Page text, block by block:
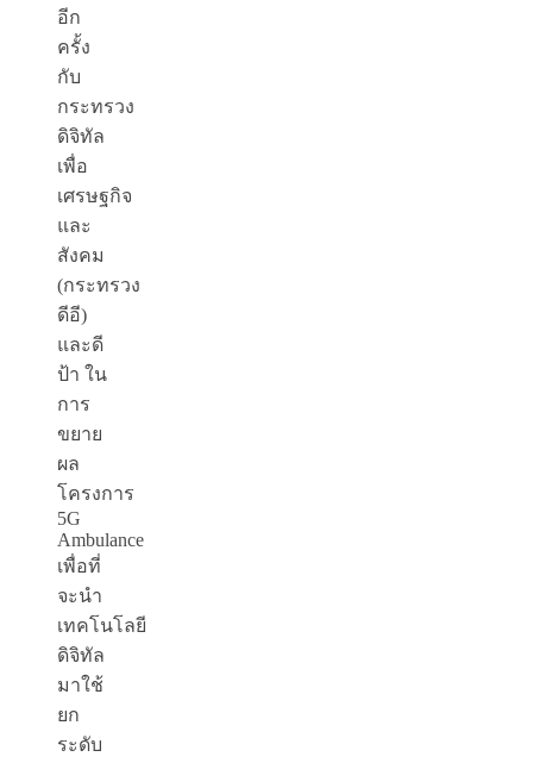
อีก
ครั้ง
กับ
กระทรวง
ดิจิทัล
เพื่อ
เศรษฐกิจ
และ
สังคม
(กระทรวง
ดีอี)
และดี
ป้า ใน
การ
ขยาย
ผล
โครงการ
5G
Ambulance
เพื่อที่
จะนำ
เทคโนโลยี
ดิจิทัล
มาใช้
ยก
ระดับ